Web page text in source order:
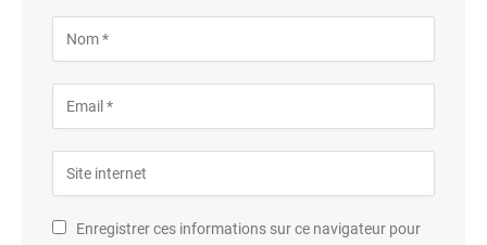
Enregistrer ces informations sur ce navigateur pour